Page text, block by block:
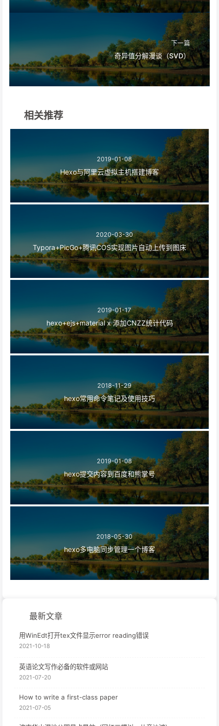
下一篇
奇异值分解漫谈（SVD）
相关推荐
2019-01-08
Hexo与阿里云虚拟主机搭建博客
2020-03-30
Typora+PicGo+腾讯COS实现图片自动上传到图床
2019-01-17
hexo+ejs+material x 添加CNZZ统计代码
2018-11-29
hexo常用命令笔记及使用技巧
2019-01-08
hexo提交内容到百度和熊掌号
2018-05-30
hexo多电脑同步管理一个博客
最新文章
用WinEdt打开tex文件显示error reading错误
2021-10-18
英语论文写作必备的软件或网站
2021-07-20
How to write a first-class paper
2021-07-05